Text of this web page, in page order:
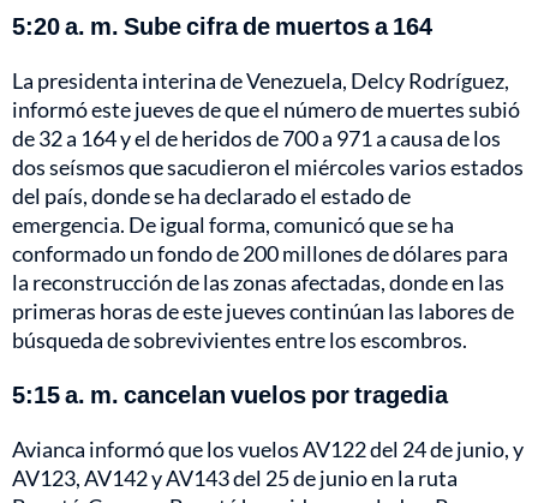
5:20 a. m. Sube cifra de muertos a 164
La presidenta interina de Venezuela, Delcy Rodríguez,
informó este jueves de que el número de muertes subió
de 32 a 164 y el de heridos de 700 a 971 a causa de los
dos seísmos que sacudieron el miércoles varios estados
del país, donde se ha declarado el estado de
emergencia. De igual forma, comunicó que se ha
conformado un fondo de 200 millones de dólares para
la reconstrucción de las zonas afectadas, donde en las
primeras horas de este jueves continúan las labores de
búsqueda de sobrevivientes entre los escombros.
5:15 a. m. cancelan vuelos por tragedia
Avianca informó que los vuelos AV122 del 24 de junio, y
AV123, AV142 y AV143 del 25 de junio en la ruta